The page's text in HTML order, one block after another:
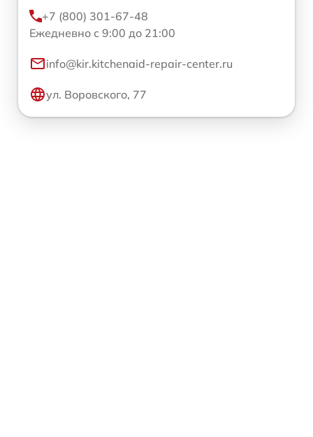
+7 (800) 301-67-48
Ежедневно с 9:00 до 21:00
info@kir.kitchenaid-repair-center.ru
ул. Воровского, 77